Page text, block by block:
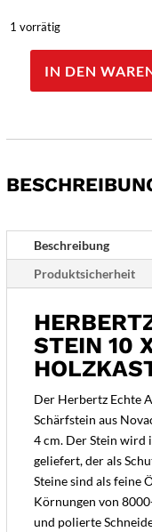
1 vorrätig
Herbertz
10
4
Holzkasten
Menge
IN DEN
Beschreibung
Produktsicherheit
STEIN 10
Der Herbertz Echte
Schärfstein aus
4 cm. Der Stein wird
geliefert, der als
Steine sind als feine
Körnungen von
und polierte